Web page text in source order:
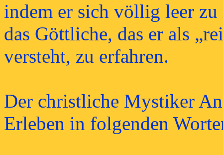
indem er sich völlig leer zu
das Göttliche, das er als
versteht, zu erfahren.
Der christliche Mystiker
Erleben in folgenden